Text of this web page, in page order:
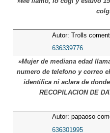
Autor: Trolls
636339776
»Mujer de mediana edad
numero de telefono y correo
identifica ni aclara de
RECOPILACION DE
Autor: papaoso
636301995